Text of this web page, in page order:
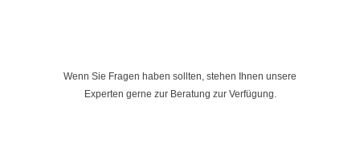
Wenn Sie Fragen haben sollten, stehen Ihnen unsere
Experten gerne zur Beratung zur Verfügung.